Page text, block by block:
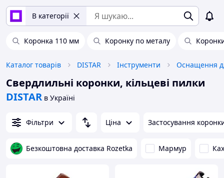
В категорії
Коронка 110 мм Коронку по металу
Каталог товарів DISTAR Інструменти Оснащення
Свердлильні коронки, кільцеві пилки
DISTAR в Україні
Фільтри Ціна Застосування
Безкоштовна доставка Rozetka Мармур